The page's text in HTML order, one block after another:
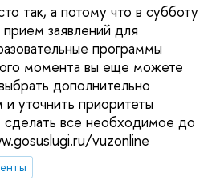
так, а потому что в субботу
заявлений для
программы
момента вы еще можете
дополнительно
уточнить приоритеты
сделать все необходимое до
vuzonline